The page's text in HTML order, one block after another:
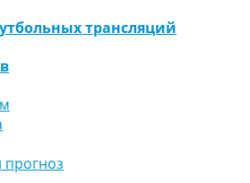
трансляций
прогноз